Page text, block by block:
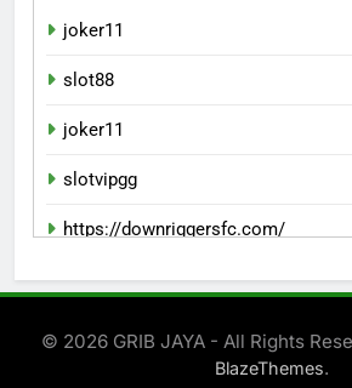
joker11
slot88
joker11
slotvipgg
https://downriggersfc.com/
bento11
© 2026 GRIB JAYA - All Rights
BlazeThemes.